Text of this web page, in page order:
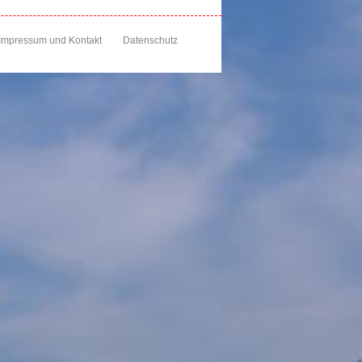
und Kontakt Datenschutz